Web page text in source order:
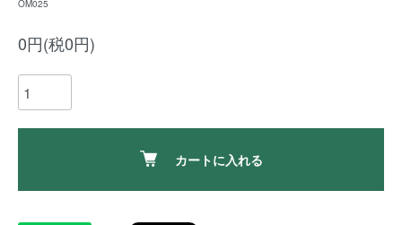
OM025
0円(税0円)
カートに入れる